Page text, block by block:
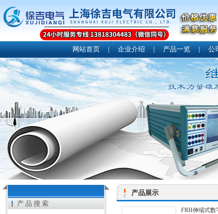
网站首页 | 企业介绍 | 产品一览 | 公
产品搜索
产品展示
FRH伸缩式数